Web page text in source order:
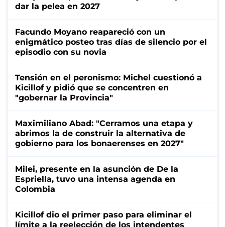
dar la pelea en 2027
Facundo Moyano reapareció con un
enigmático posteo tras días de silencio por el
episodio con su novia
Tensión en el peronismo: Michel cuestionó a
Kicillof y pidió que se concentren en
"gobernar la Provincia"
Maximiliano Abad: "Cerramos una etapa y
abrimos la de construir la alternativa de
gobierno para los bonaerenses en 2027"
Milei, presente en la asunción de De la
Espriella, tuvo una intensa agenda en
Colombia
Kicillof dio el primer paso para eliminar el
límite a la reelección de los intendentes